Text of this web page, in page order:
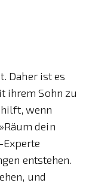
Daher ist es
ihrem Sohn zu
wenn
dein
entstehen.
und